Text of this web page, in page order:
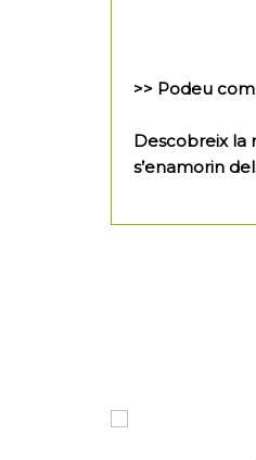
>> Podeu
Descobreix la
s’enamorin